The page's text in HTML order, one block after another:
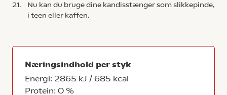
21.
Nu kan du bruge dine kandisstænger som slikkepinde,
i teen eller kaffen.
Næringsindhold per styk
Energi: 2865 kJ / 685 kcal
Protein: 0 %